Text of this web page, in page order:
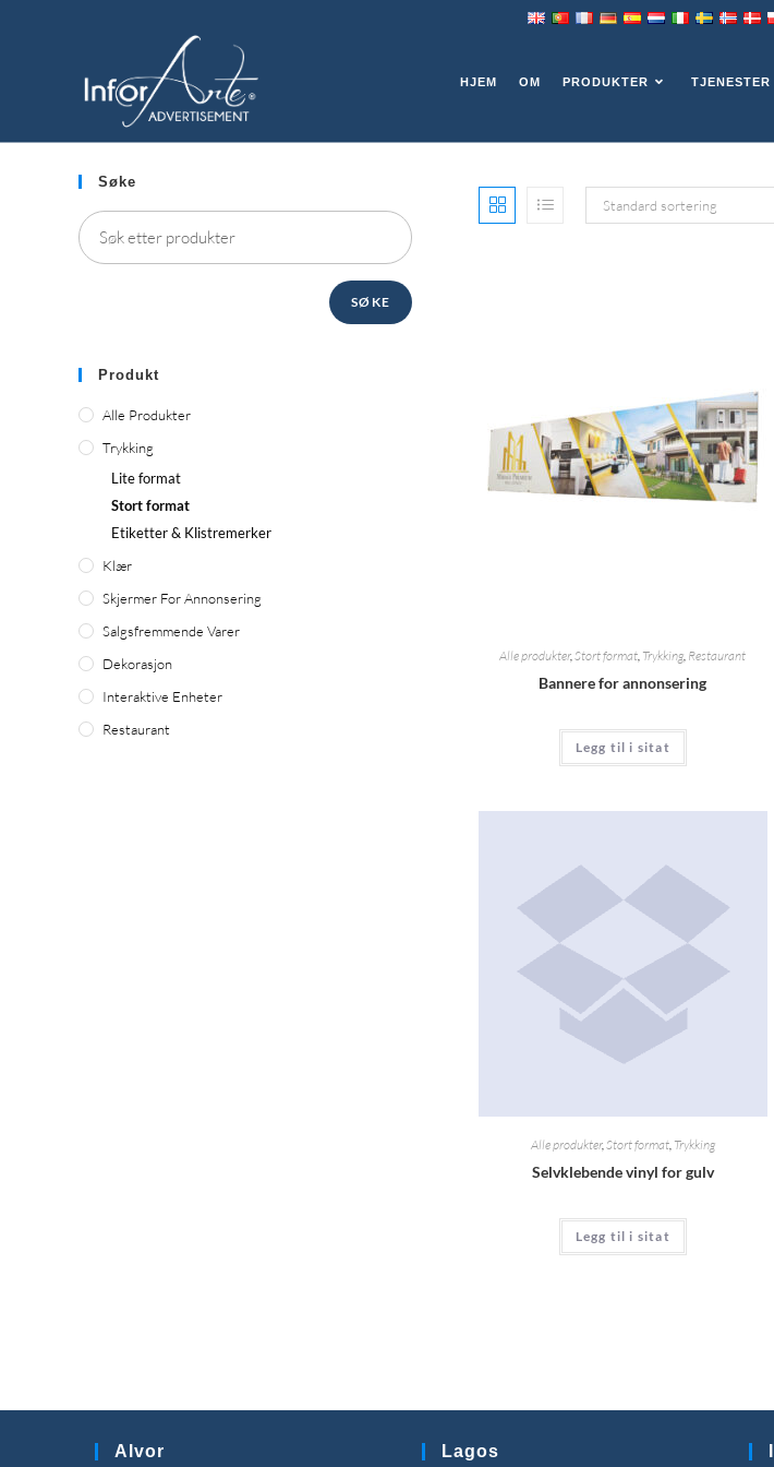
HJEM OM PRODUKTER TJENESTER
STORT FORMAT
Standard sortering
Alle produkter,Stort format, Trykking, Restaurant
Bannere for annonsering
Legg til i sitat
Alle produkter, Stort format, Trykking
Selvklebende vinyl for gulv
Legg til i sitat
Søke
SØKE
Produkt
Alle Produkter
Trykking
Lite format
Stort format
Etiketter & Klistremerker
Klær
Skjermer For Annonsering
Salgsfremmende Varer
Dekorasjon
Interaktive Enheter
Restaurant
Alvor Lagos